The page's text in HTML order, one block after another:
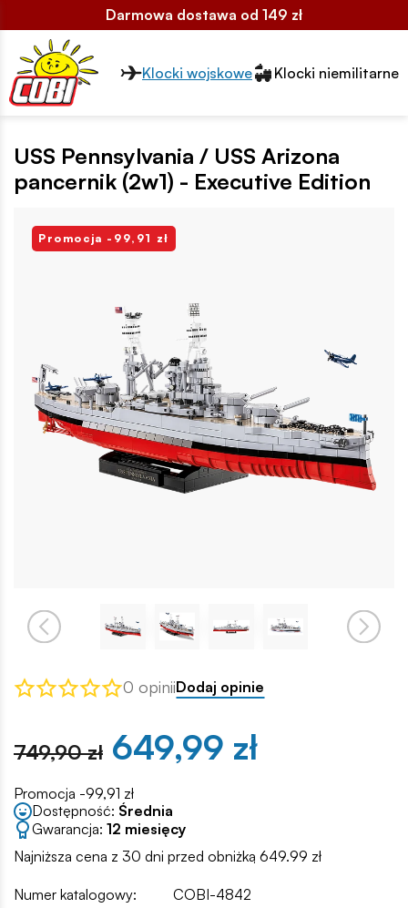
Darmowa dostawa od 149 zł
Przełącznik segmentów2
Klocki wojskowe Klocki niemilitarne
USS Pennsylvania / USS Arizona
pancernik (2w1) - Executive Edition
Promocja -99,91 zł
0 opiniiDodaj opinie
749,90 zł 649,99 zł
Promocja -99,91 zł
Dostępność: Średnia
Gwarancja: 12 miesięcy
Najniższa cena z 30 dni przed obniżką 649.99 zł
Numer katalogowy:
COBI-4842